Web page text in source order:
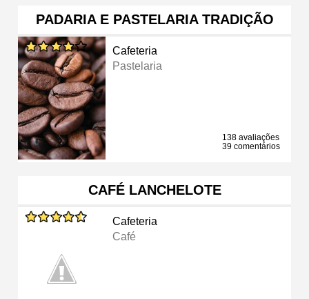
PADARIA E PASTELARIA TRADIÇÃO
Cafeteria
Pastelaria
138 avaliações
39 comentários
CAFÉ LANCHELOTE
Cafeteria
Café